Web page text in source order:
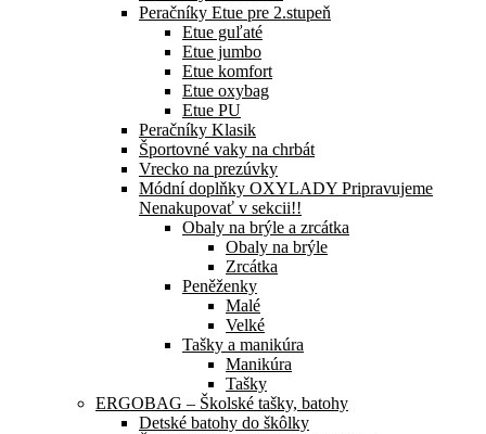
Peračníky Etue pre 2.stupeň
Etue guľaté
Etue jumbo
Etue komfort
Etue oxybag
Etue PU
Peračníky Klasik
Športovné vaky na chrbát
Vrecko na prezúvky
Módní doplňky OXYLADY Pripravujeme
Nenakupovať v sekcii!!
Obaly na brýle a zrcátka
Obaly na brýle
Zrcátka
Peněženky
Malé
Velké
Tašky a manikúra
Manikúra
Tašky
ERGOBAG – Školské tašky, batohy
Detské batohy do škôlky